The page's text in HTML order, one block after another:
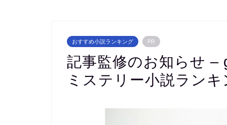
おすすめ小説ランキング PR
記事監修のお知らせ –
ミステリー小説ランキ